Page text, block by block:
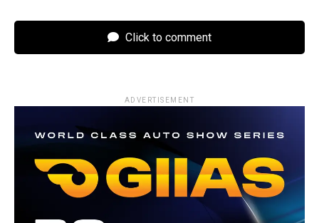
Click to comment
ADVERTISEMENT